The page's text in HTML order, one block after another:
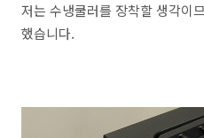
저는 수냉쿨러를 장착할 생각이
했습니다.